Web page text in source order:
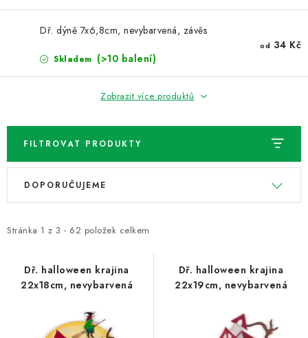
Dř. dýně 7x6,8cm, nevybarvená, závěs
Skladem (>10 balení)
od 34 Kč
Zobrazit více produktů
FILTROVAT PRODUKTY
V
i
Stránka 1 z 3 - 62 položek celkem
Ř
e
DOPORUČUJEME
Dř. halloween krajina
22x18cm, nevybarvená
Dř. halloween krajina
22x19cm, nevybarvená